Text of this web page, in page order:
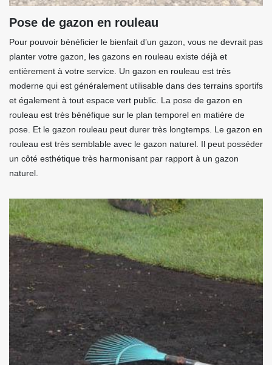
Pose de gazon en rouleau
Pour pouvoir bénéficier le bienfait d’un gazon, vous ne devrait pas
planter votre gazon, les gazons en rouleau existe déjà et
entièrement à votre service. Un gazon en rouleau est très
moderne qui est généralement utilisable dans des terrains sportifs
et également à tout espace vert public. La pose de gazon en
rouleau est très bénéfique sur le plan temporel en matière de
pose. Et le gazon rouleau peut durer très longtemps. Le gazon en
rouleau est très semblable avec le gazon naturel. Il peut posséder
un côté esthétique très harmonisant par rapport à un gazon
naturel.